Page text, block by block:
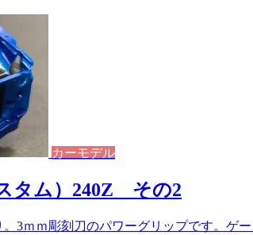
カーモデル
タム）240Z その2
3ｍｍ彫刻刀のパワーグリップです。ゲ